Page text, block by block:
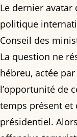
Le dernier
politique
Conseil des
La question ne
hébreu, actée
l’opportunité de
temps présent et
présidentiel.